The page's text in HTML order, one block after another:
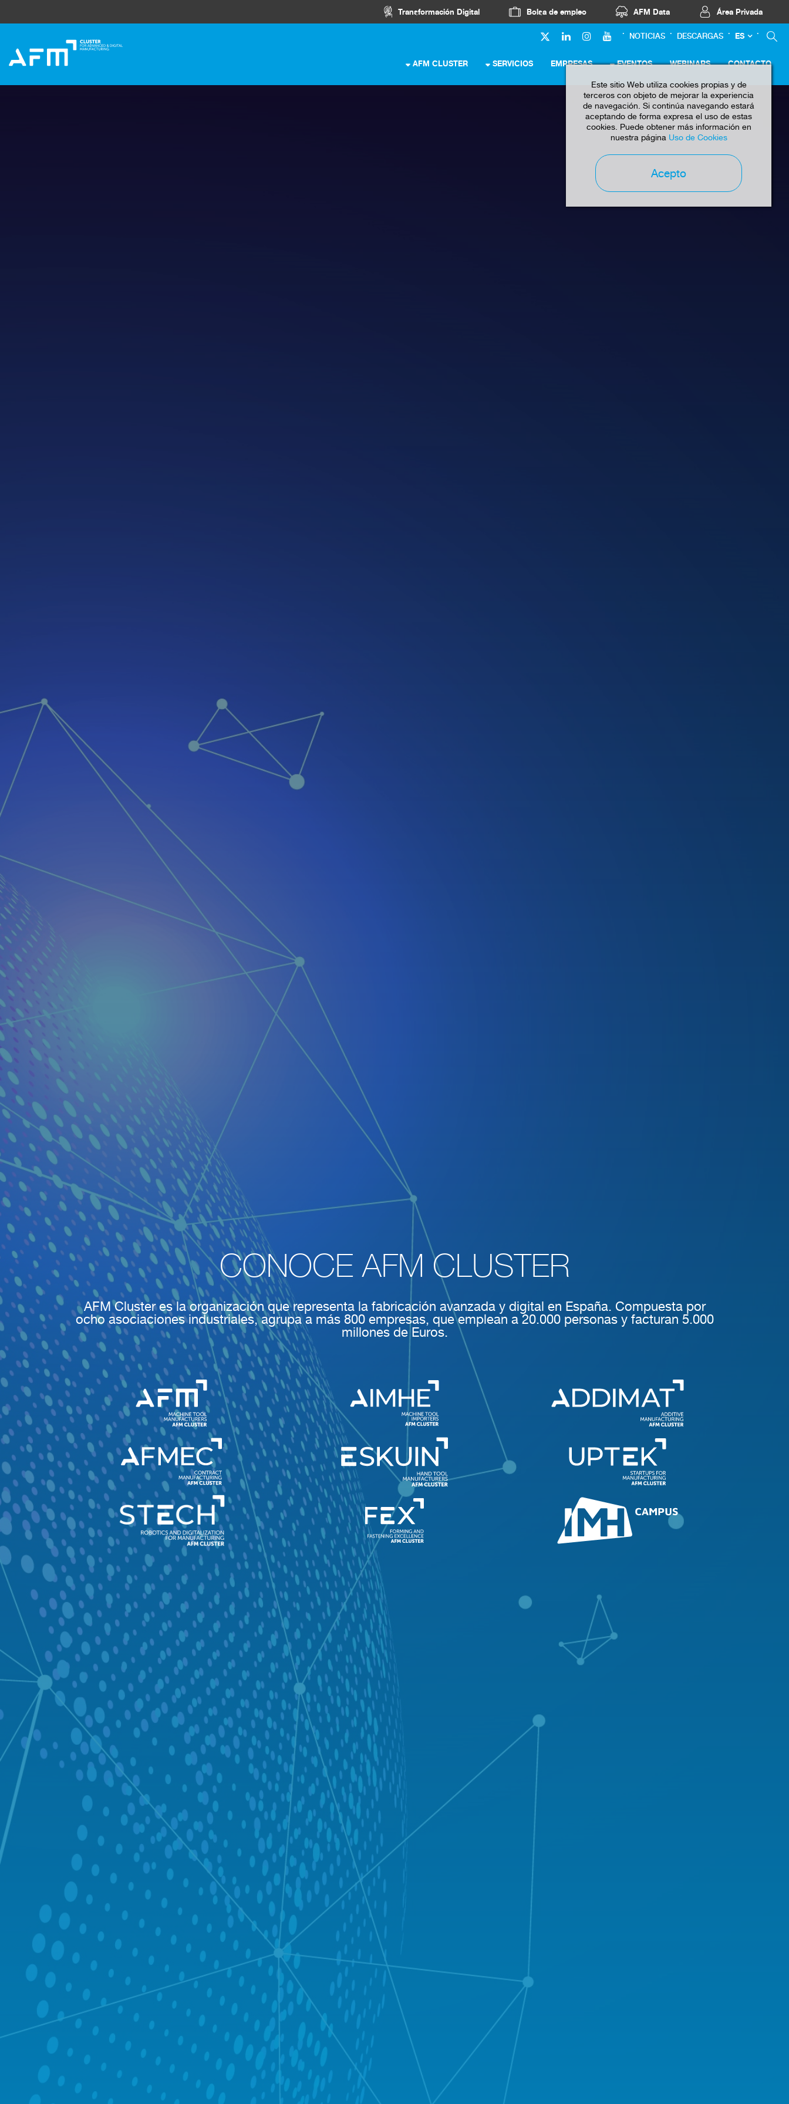
Transformación Digital Bolsa de empleo AFM Data Área Privada
NOTICIAS DESCARGAS ES
AFM CLUSTER SERVICIOS EMPRESAS EVENTOS WEBINARS CONTACTO
Este sitio Web utiliza cookies propias y de
terceros con objeto de mejorar la experiencia
de navegación. Si continúa navegando estará
aceptando de forma expresa el uso de estas
cookies. Puede obtener más información en
nuestra página Uso de Cookies
Acepto
CONOCE AFM CLUSTER
AFM Cluster es la organización que representa la fabricación avanzada y digital en España. Compuesta por
ocho asociaciones industriales, agrupa a más 800 empresas, que emplean a 20.000 personas y facturan 5.000
millones de Euros.
100%
CANCELAR